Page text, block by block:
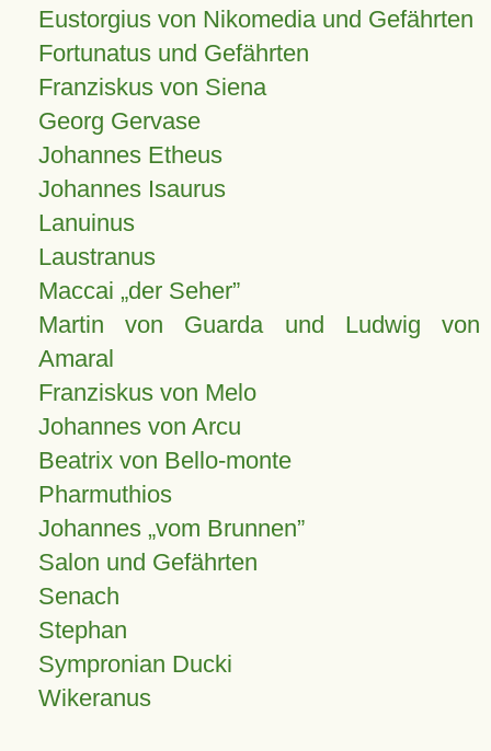
Eustorgius von Nikomedia und Gefährten
Fortunatus und Gefährten
Franziskus von Siena
Georg Gervase
Johannes Etheus
Johannes Isaurus
Lanuinus
Laustranus
Maccai „der Seher”
Martin von Guarda und Ludwig von
Amaral
Franziskus von Melo
Johannes von Arcu
Beatrix von Bello-monte
Pharmuthios
Johannes vom Brunnen
Salon und Gefährten
Senach
Stephan
Sympronian Ducki
Wikeranus